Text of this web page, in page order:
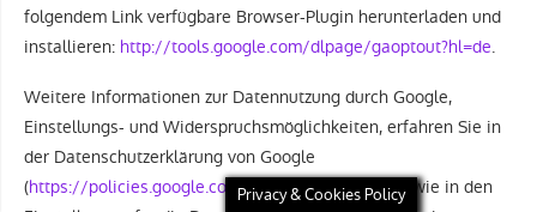
folgendem Link verfügbare Browser-Plugin herunterladen und
installieren: http://tools.google.com/dlpage/gaoptout?hl=de.
Weitere Informationen zur Datennutzung durch Google,
Einstellungs- und Widerspruchsmöglichkeiten, erfahren Sie in
der Datenschutzerklärung von Google
(https://policies.google.com/technologies/ads) sowie in den
Privacy & Cookies Policy